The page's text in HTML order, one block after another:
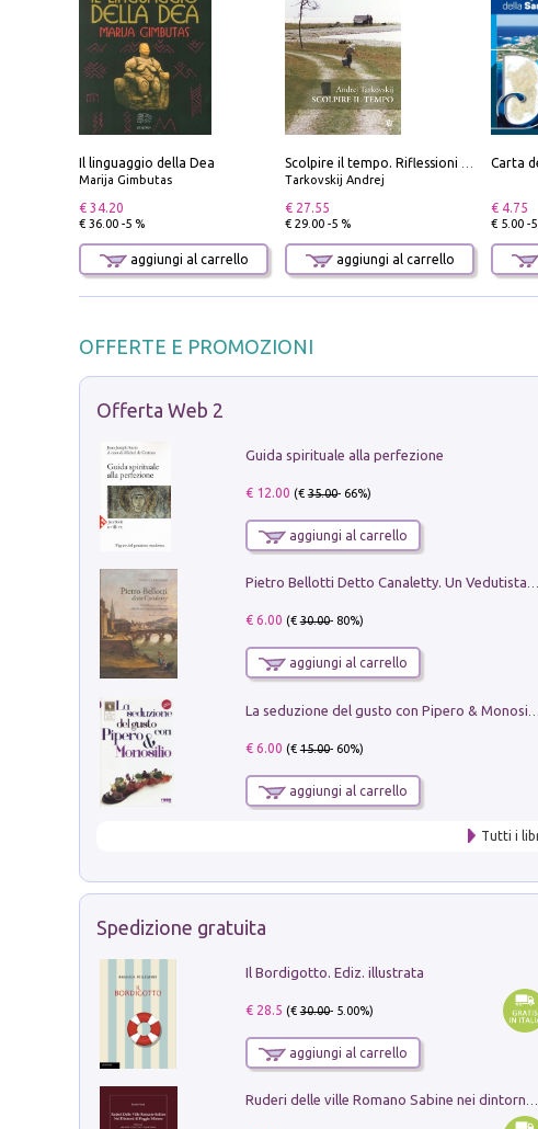
Il linguaggio della Dea
Marija Gimbutas
€ 34.20
€ 36.00 -5 %
aggiungi al carrello
Scolpire il tempo. Riflessioni sul cinema.
Tarkovskij Andrej
€ 27.55
€ 29.00 -5 %
aggiungi al carrello
€ 4.75
€ 5.00 -
OFFERTE E PROMOZIONI
Offerta Web 2
Guida spirituale alla perfezione
€ 12.00 (€35.00- 66%)
aggiungi al carrello
Pietro Bellotti Detto Canaletty. Un Vedutista Veneziano nella Francia dell'Ancien Régime
€ 6.00 (€30.00- 80%)
aggiungi al carrello
€ 6.00 (€15.00- 60%)
aggiungi al carrello
Tutti i
Spedizione gratuita
Il Bordigotto. Ediz. illustrata
€ 28.5 (€30.00- 5.00%)
aggiungi al carrello
Ruderi delle ville Romano Sabine nei dintorni di Poggio Mirteto. Illustrati dal dott.re prof.re cav.re Ercole Nardi regio ispettore degli scavi e monumenti. Anno 1885. Tavole e studio. Con 25 tavole fuori testo in cartella editoriale